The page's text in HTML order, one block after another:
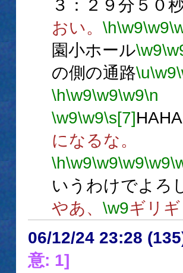
３：２９分５０
おい。 \h\w9\w9
園小ホール\w9
の側の通路\u\w9
\h\w9\w9\w9\n
\w9\w9\s[7]
になるな。
\h\w9\w9\w9\w9
いうわけでよろ
やあ、 \w9ギリ
06/12/24 23:28
意: 1]